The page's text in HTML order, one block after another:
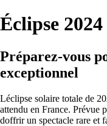
Éclipse
Préparez-vous
exceptionnel
Léclipse solaire totale de
attendu en France. Prévue
doffrir un spectacle rare et